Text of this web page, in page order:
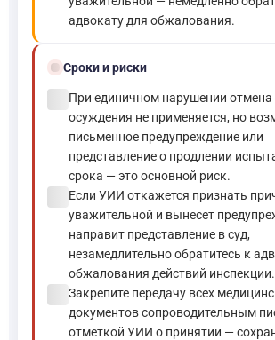
адвокату для обжалования.
schedule Сроки и риски
При единичном нарушении отмена
осуждения не применяется, но
письменное предупреждение или
представление о продлении
срока — это основной риск.
Если УИИ откажется признать
уважительной и вынесет
направит представление в суд,
незамедлительно обратитесь к
обжалования действий инспекции.
Закрепите передачу всех
документов сопроводительным
отметкой УИИ о принятии —